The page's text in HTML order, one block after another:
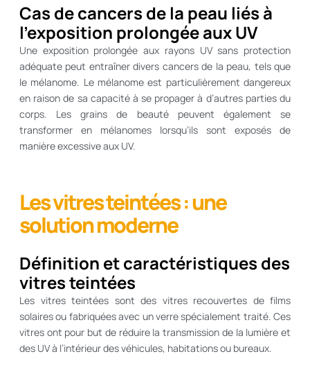
Cas de cancers de la peau liés à
l’exposition prolongée aux UV
Une exposition prolongée aux rayons UV sans protection
adéquate peut entraîner divers cancers de la peau, tels que
le mélanome. Le mélanome est particulièrement dangereux
en raison de sa capacité à se propager à d’autres parties du
corps. Les grains de beauté peuvent également se
transformer en mélanomes lorsqu’ils sont exposés de
manière excessive aux UV.
Les vitres teintées : une
solution moderne
Définition et caractéristiques des
vitres teintées
Les vitres teintées sont des vitres recouvertes de films
solaires ou fabriquées avec un verre spécialement traité. Ces
vitres ont pour but de réduire la transmission de la lumière et
des UV à l’intérieur des véhicules, habitations ou bureaux.